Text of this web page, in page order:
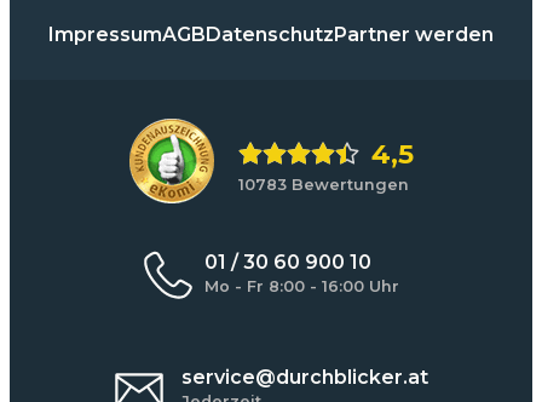
ImpressumAGBDatenschutzPartner werden
4,5
10783 Bewertungen
01 / 30 60 900 10
Mo - Fr 8:00 - 16:00 Uhr
service@durchblicker.at